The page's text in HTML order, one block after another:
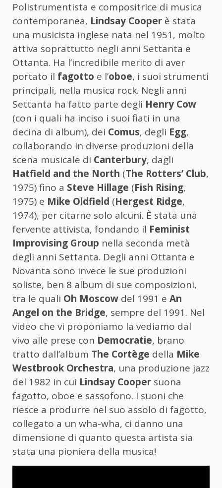
Polistrumentista e compositrice di musica
contemporanea, Lindsay Cooper è stata
una musicista inglese nata nel 1951, molto
attiva soprattutto negli anni Settanta e
Ottanta. Ha l’incredibile merito di aver
portato il fagotto e l’oboe, i suoi strumenti
principali, nella musica rock. Negli anni
Settanta ha fatto parte degli Henry Cow
(con i quali ha inciso i suoi fiati in una
decina di album), dei Comus, degli Egg,
collaborando in diverse produzioni della
scena musicale di Canterbury, dagli
Hatfield and the North (The Rotters’ Club,
1975) fino a Steve Hillage (Fish Rising,
1975) e Mike Oldfield (Hergest Ridge,
1974), per citarne solo alcuni. È stata una
fervente attivista, fondando il Feminist
Improvising Group nella seconda metà
degli anni Settanta. Degli anni Ottanta e
Novanta sono invece le sue produzioni
soliste, ben 8 album di sue composizioni,
tra le quali Oh Moscow del 1991 e An
Angel on the Bridge, sempre del 1991. Nel
video che vi proponiamo la vediamo dal
vivo alle prese con Democratie, brano
tratto dall’album The Cortège della Mike
Westbrook Orchestra, una produzione jazz
del 1982 in cui Lindsay Cooper suona
fagotto, oboe e sassofono. I suoni che
riesce a produrre nel suo assolo di fagotto,
collegato a un wha-wha, ci danno una
dimensione di quanto questa artista sia
stata una pioniera della musica!